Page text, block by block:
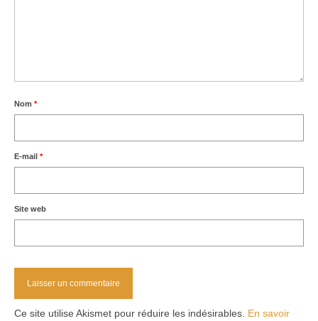
Nom *
E-mail *
Site web
Ce site utilise Akismet pour réduire les indésirables. En savoir